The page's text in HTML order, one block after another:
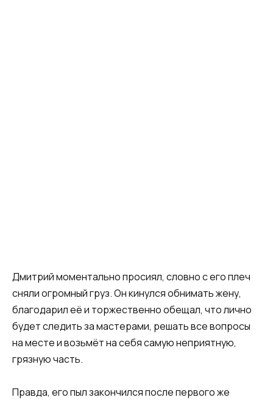
Дмитрий моментально просиял, словно с его плеч
сняли огромный груз. Он кинулся обнимать жену,
благодарил её и торжественно обещал, что лично
будет следить за мастерами, решать все вопросы
на месте и возьмёт на себя самую неприятную,
грязную часть.
Правда, его пыл закончился после первого же